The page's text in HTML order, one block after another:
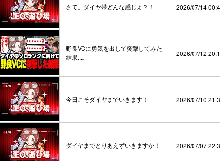
さて。ダイヤ帯どんな感じよ？！ 2026/07/14
野良VCに勇気を出して突撃してみた
結果...。
2026/07/12
今日こそダイヤまでいきます！ 2026/07/10
ダイヤまでとりあえずいきますか！ 2026/07/07